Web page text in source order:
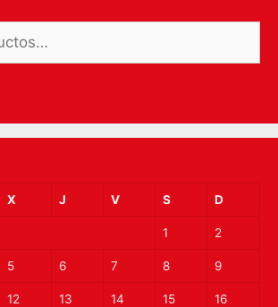
X J V S D
1 2
5 6 7 8 9
12 13 14 15 16